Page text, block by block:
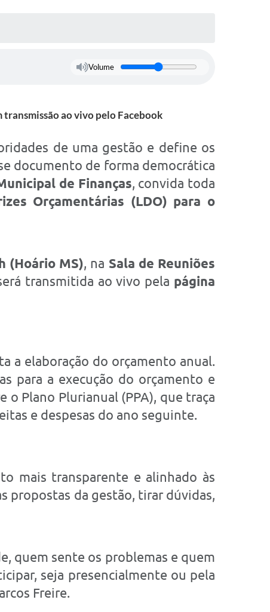
Volume
transmissão ao vivo pelo Facebook
de uma gestão e define os
documento de forma democrática
de Finanças, convida toda
Orçamentárias (LDO) para o
(Hoário MS), na Sala de Reuniões
transmitida ao vivo pela página
a elaboração do orçamento anual.
para a execução do orçamento e
o Plano Plurianual (PPA), que traça
e despesas do ano seguinte.
mais transparente e alinhado às
propostas da gestão, tirar dúvidas,
quem sente os problemas e quem
seja presencialmente ou pela
Freire.